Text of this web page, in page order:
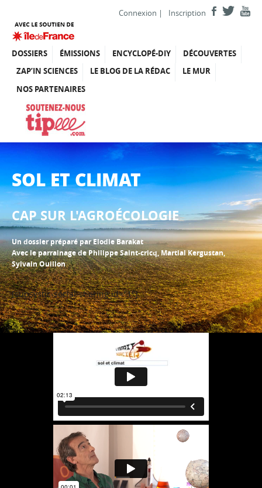
Connexion | Inscription
DOSSIERS ÉMISSIONS ENCYCLOPÉ-DIY
DÉCOUVERTES
ZAP’IN SCIENCES
LE BLOG DE LA RÉDAC
LE MUR
NOS PARTENAIRES
SOL ET CLIMAT
CAP SUR L'AGROÉCOLOGIE
Un dossier préparé par Elodie Barakat
Avec le parrainage de Philippe Saint-cricq, Martial Kergustan,
Sylvain Ouillon
[supsystic-social-sharing id="1"]